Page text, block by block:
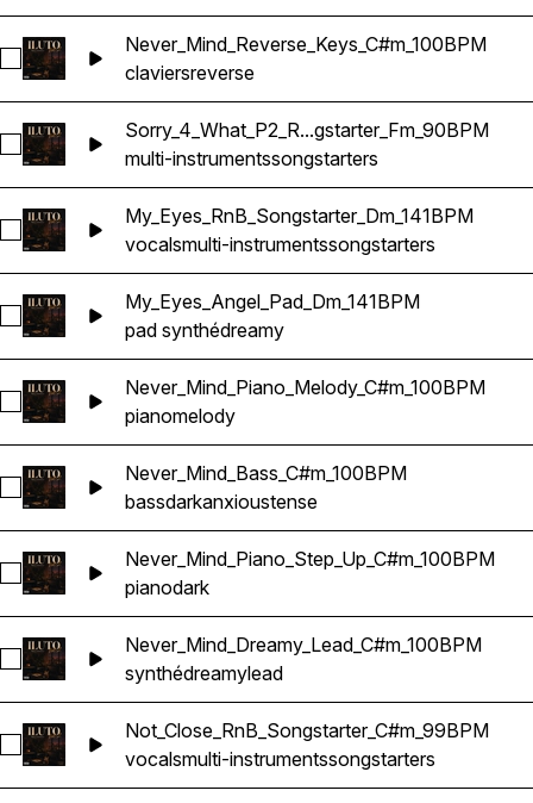
Sélectionnez Never_Mind_Reverse_Keys_C#m_100BPM
Never_Mind_Reverse_Keys_C#m_100BPM
claviersreverse
Sélectionnez Sorry_4_What_P2_RnB_Songstarter_Fm_90BPM
Sorry_4_What_P2_R...gstarter_Fm_90BPM
multi-instrumentssongstarters
Sélectionnez My_Eyes_RnB_Songstarter_Dm_141BPM
My_Eyes_RnB_Songstarter_Dm_141BPM
vocalsmulti-instrumentssongstarters
Sélectionnez My_Eyes_Angel_Pad_Dm_141BPM
My_Eyes_Angel_Pad_Dm_141BPM
pad synthédreamy
Sélectionnez Never_Mind_Piano_Melody_C#m_100BPM
Never_Mind_Piano_Melody_C#m_100BPM
pianomelody
Sélectionnez Never_Mind_Bass_C#m_100BPM
Never_Mind_Bass_C#m_100BPM
bassdarkanxioustense
Sélectionnez Never_Mind_Piano_Step_Up_C#m_100BPM
Never_Mind_Piano_Step_Up_C#m_100BPM
pianodark
Sélectionnez Never_Mind_Dreamy_Lead_C#m_100BPM
Never_Mind_Dreamy_Lead_C#m_100BPM
synthédreamylead
Sélectionnez Not_Close_RnB_Songstarter_C#m_99BPM
Not_Close_RnB_Songstarter_C#m_99BPM
vocalsmulti-instrumentssongstarters